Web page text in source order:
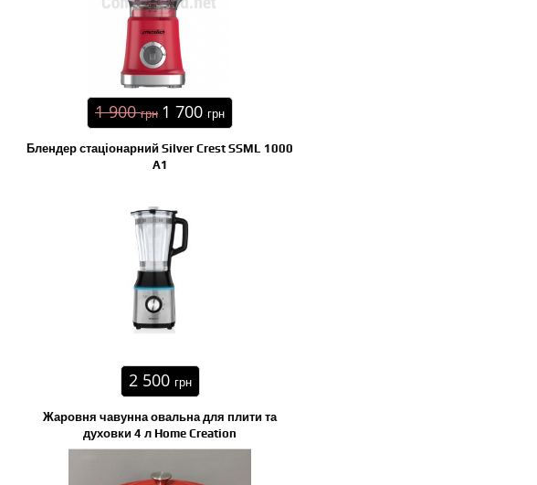
1 900грн 1 700 грн
Блендер стаціонарний Silver Crest SSML 1000
A1
2 500 грн
Жаровня чавунна овальна для плити та
духовки 4 л Home Creation